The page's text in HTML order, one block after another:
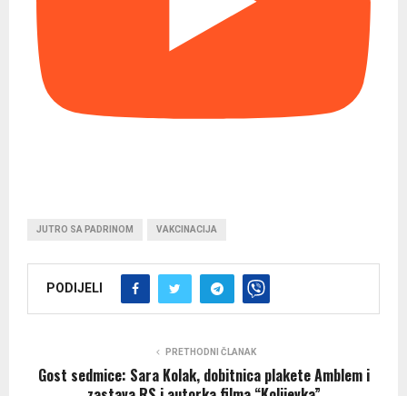
JUTRO SA PADRINOM VAKCINACIJA
PODIJELI
PRETHODNI ČLANAK
Gost sedmice: Sara Kolak, dobitnica plakete Amblem i